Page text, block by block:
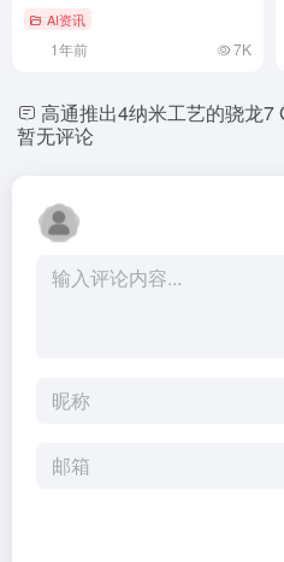
AI资讯
1年前 7K
高通推出4纳米工艺的骁龙
暂无评论